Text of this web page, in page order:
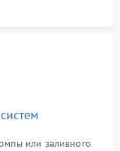
или заливного